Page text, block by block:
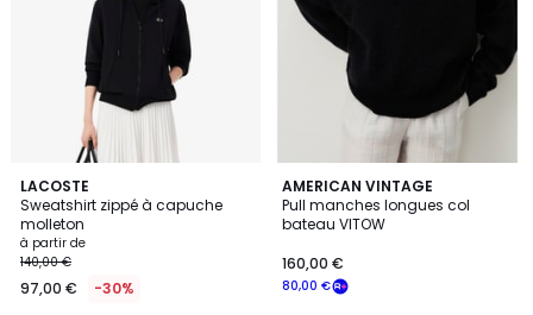
LACOSTE
Sweatshirt zippé à capuche
molleton
à partir de
140,00 €
97,00 € -30%
4
Couleurs
AMERICAN VINTAGE
Pull manches longues col
bateau VITOW
80,00 €
160,00 €
5
Couleurs